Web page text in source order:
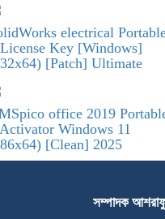
electrical
Key [Windows]
[Patch] Ultimate
office 2019
Windows 11
[Clean] 2025
সম্পাদক